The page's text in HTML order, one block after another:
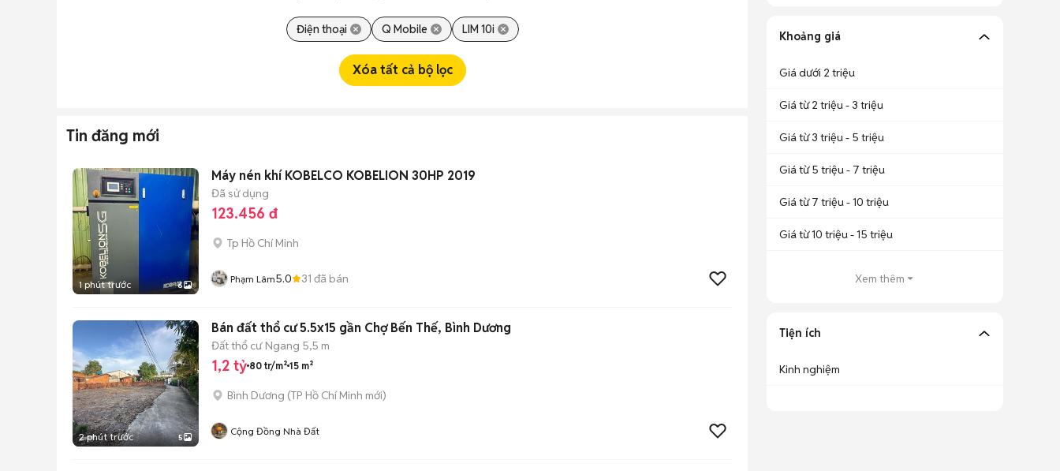
Điện thoại Q Mobile LIM 10i
Xóa tất cả bộ lọc
Tin đăng mới
1 phút trước 6
Máy nén khí KOBELCO KOBELION 30HP 2019
Đã sử dụng
123.456 đ
Tp Hồ Chí Minh
Phạm Lâm5.0 31 đã bán
2 phút trước 5
Bán đất thổ cư 5.5x15 gần Chợ Bến Thế, Bình Dương
Đất thổ cư Ngang 5,5 m
1,2 tỷ 80 tr/m² 15 m²
Bình Dương (TP Hồ Chí Minh mới)
Cộng Đồng Nhà Đất
Khoảng giá
Giá dưới 2 triệu
Giá từ 2 triệu - 3 triệu
Giá từ 3 triệu - 5 triệu
Giá từ 5 triệu - 7 triệu
Giá từ 7 triệu - 10 triệu
Giá từ 10 triệu - 15 triệu
Xem thêm
Tiện ích
Kinh nghiệm